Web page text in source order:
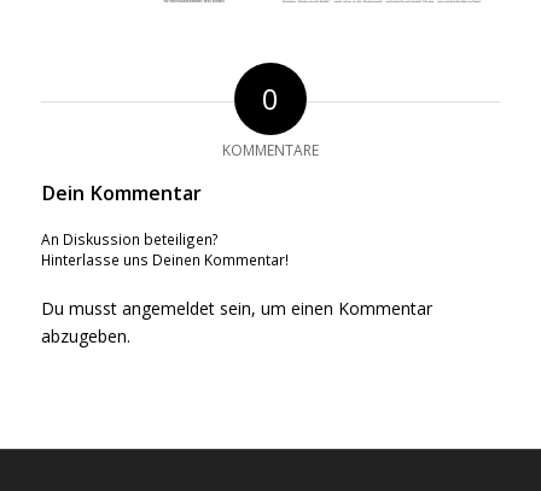
0
KOMMENTARE
Dein Kommentar
An Diskussion beteiligen?
Hinterlasse uns Deinen Kommentar!
Du musst angemeldetsein, um einen Kommentar
abzugeben.